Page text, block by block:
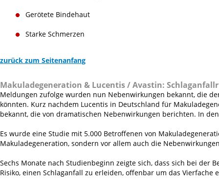
Gerötete Bindehaut
Starke Schmerzen
zurück zum Seitenanfang
Makuladegeneration & Lucentis / Avastin:
Meldungen zufolge wurden nun Nebenwirkungen bekannt, die
könnten. Kurz nachdem Lucentis in Deutschland für
bekannt, die von dramatischen Nebenwirkungen berichten. In
Es wurde eine Studie mit 5.000 Betroffenen von
Makuladegeneration, sondern vor allem auch die
Sechs Monate nach Studienbeginn zeigte sich, dass sich bei der
Risiko, einen Schlaganfall zu erleiden, offenbar um das Vierfache